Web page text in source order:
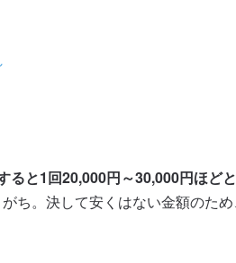
と1回20,000円～30,000円ほどと
ち。決して安くはない金額のた